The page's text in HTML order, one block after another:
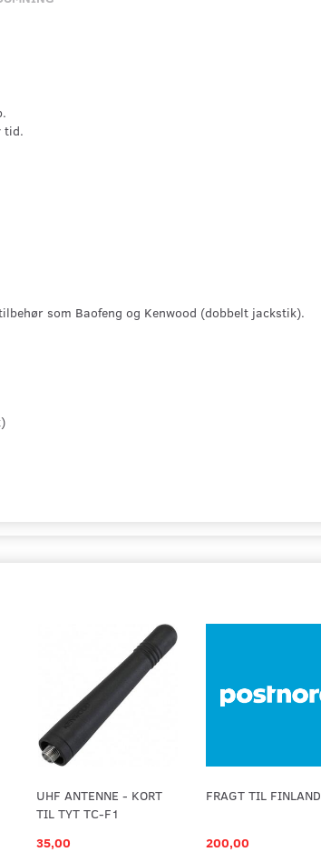
tid.
som Baofeng og Kenwood (dobbelt jackstik).
UHF ANTENNE - KORT
TIL TYT TC-F1
35,00
FRAGT TIL FINLAND
200,00